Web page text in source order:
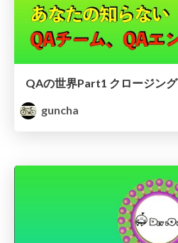
QAの世界Part1 クロージング
guncha